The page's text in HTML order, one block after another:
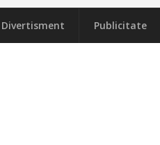
Divertisment Publicitate